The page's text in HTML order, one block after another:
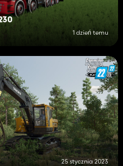
1 dzień temu
25 stycznia 2023